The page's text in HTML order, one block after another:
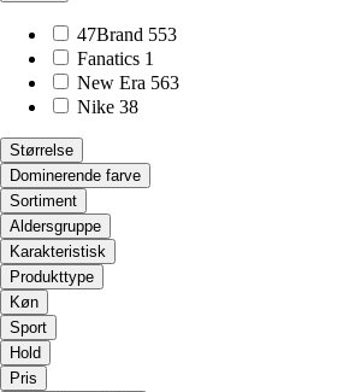
47Brand 553
Fanatics 1
New Era 563
Nike 38
Størrelse
Dominerende farve
Sortiment
Aldersgruppe
Karakteristisk
Produkttype
Køn
Sport
Hold
Pris